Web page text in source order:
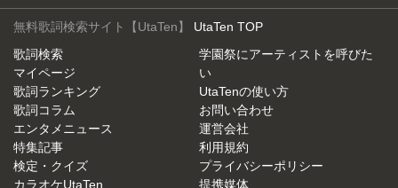
無料歌詞検索サイト【UtaTen】 UtaTen TOP
歌詞検索
マイページ
歌詞ランキング
歌詞コラム
エンタメニュース
特集記事
検定・クイズ
カラオケUtaTen
学園祭にアーティストを呼びた
い
UtaTenの使い方
お問い合わせ
運営会社
利用規約
プライバシーポリシー
提携媒体